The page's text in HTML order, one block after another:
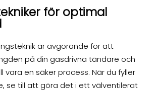
för optimal
är avgörande för att
på din gasdrivna tändare och
vara en säker process. När du fyller
se till att göra det i ett välventilerat